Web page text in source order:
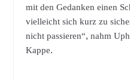
mit den Gedanken einen
vielleicht sich kurz zu
nicht passieren“, nahm
Kappe.